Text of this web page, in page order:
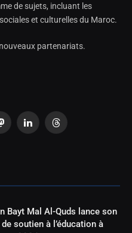
de sujets, incluant les
et culturelles du Maroc.
partenariats.
LinkedInThreads
Bayt Mal Al-Quds lance son
soutien à l’éducation à